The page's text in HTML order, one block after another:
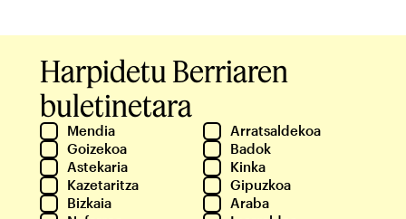
Harpidetu Berriaren
buletinetara
Mendia
Arratsaldekoa
Goizekoa
Badok
Astekaria
Kinka
Kazetaritza
Gipuzkoa
Bizkaia
Araba